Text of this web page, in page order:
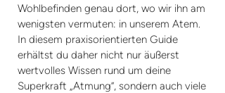
Wohlbefinden genau dort, wo wir ihn am
wenigsten vermuten: in unserem Atem.
In diesem praxisorientierten Guide
erhältst du daher nicht nur äußerst
wertvolles Wissen rund um deine
Superkraft „Atmung”, sondern auch viele